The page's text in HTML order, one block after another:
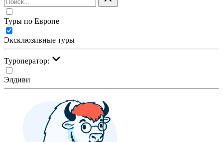
Туры по Европе
Эксклюзивные туры
Туроператор:
Элдиви